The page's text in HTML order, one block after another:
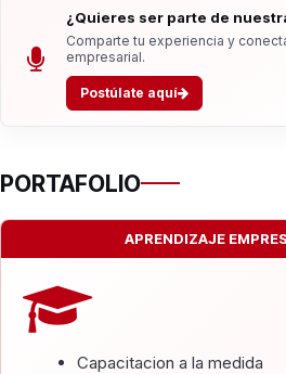
¿Quieres ser parte de
Comparte tu experiencia y
empresarial.
Postúlate aquí
PORTAFOLIO
APRENDIZAJE
Capacitacion a la medida